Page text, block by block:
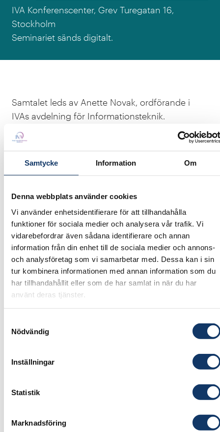
Samtycke Information Om
Denna webbplats använder cookies
Vi använder enhetsidentifierare för att tillhandahålla
funktioner för sociala medier och analysera vår trafik. Vi
vidarebefordrar även sådana identifierare och annan
information från din enhet till de sociala medier och annons-
och analysföretag som vi samarbetar med. Dessa kan i sin
tur kombinera informationen med annan information som du
har tillhandahållit eller som de har samlat in när du har
använt deras tjänster.
Nödvändig
Inställningar
Statistik
Marknadsföring
IVA Konferenscenter, Grev Turegatan 16,
Stockholm
Seminariet sänds digitalt.
Samtalet leds av Anette Novak, ordförande i
IVAs avdelning för Informationsteknik.
Vi välkomnar diskussion och samtal.
Vid sin tillsättning ( i december 2023) gav
regeringen AI-kommissionen uppdrag att, bland
Analysera villkoren för att bland annat högre
utbildning ska vara tillräcklig för att möta
morgondagens behov inom AI-användning
och AI-utveckling,
identifiera hur Sverige kan agera för att
främja en konkurrenskraftig och säker AI
inom EU och globalt,
föreslå hur Sverige ska kunna attrahera
stärkt konkurrenskraft inom AI,
effektiviseras genom att använda AI, och
analysera hur användning av AI kan påverka
och främja Sveriges säkerhet och motverka